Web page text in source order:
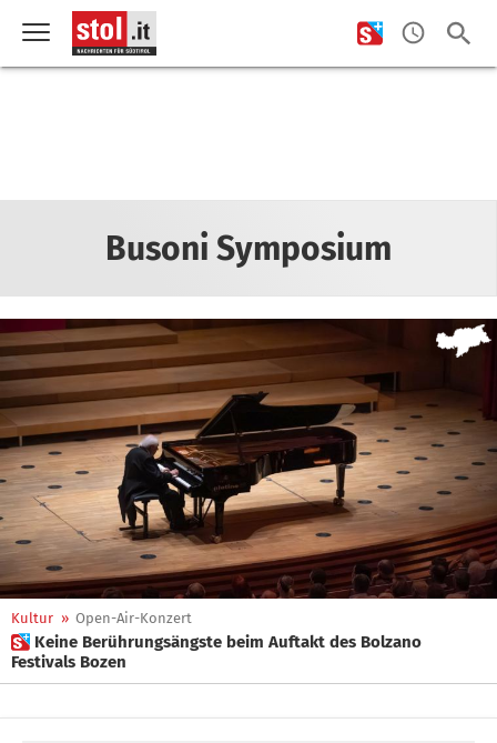
Busoni Symposium
Kultur » Open-Air-Konzert
 Keine Berührungsängste beim Auftakt des Bolzano
Festivals Bozen